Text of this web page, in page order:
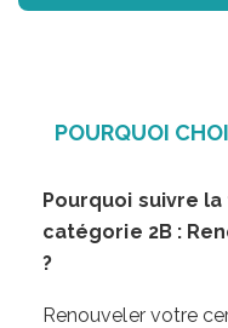
POURQUOI
Pourquoi suivre la
catégorie 2B :
?
Renouveler votre